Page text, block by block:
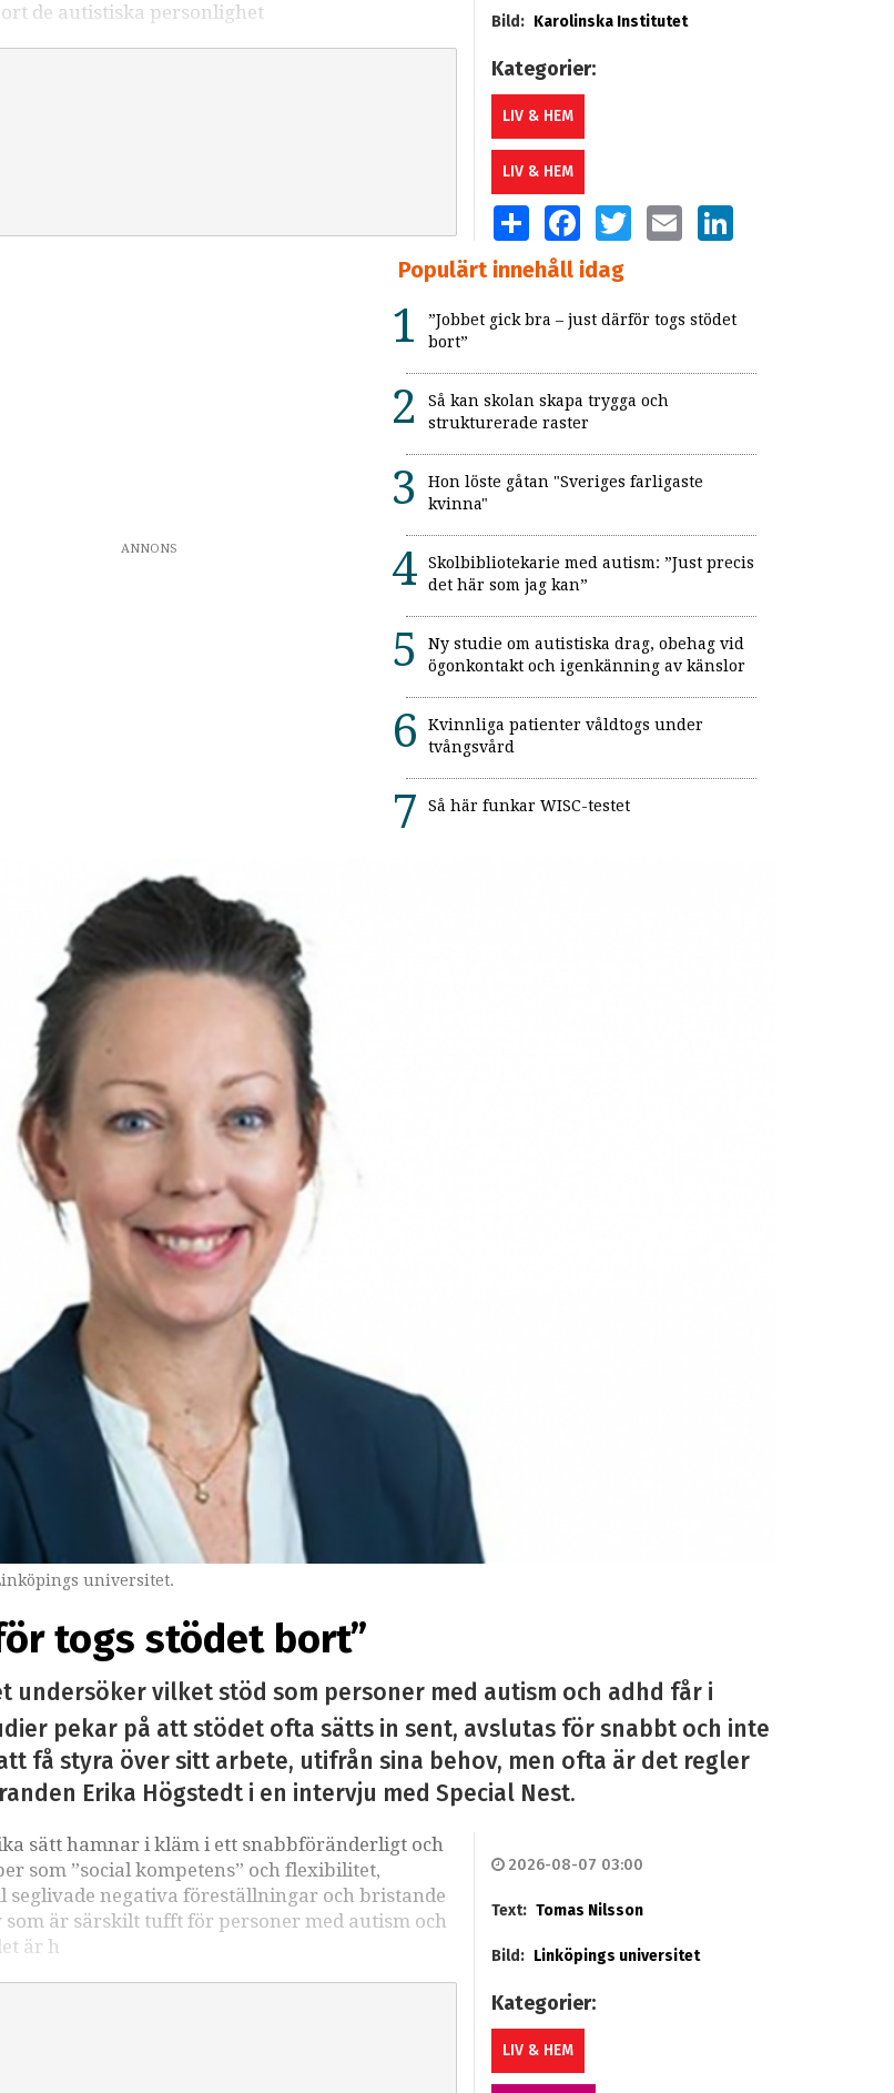
de autistiska personlighet
Bild: Karolinska Institutet
Kategorier:
LIV & HEM
LIV & HEM
SHARE FACEBOOKTWITTEREMAIL LINKEDIN
ANNONS
Populärt innehåll idag
”Jobbet gick bra – just därför togs stödet
bort”
Så kan skolan skapa trygga och
strukturerade raster
Hon löste gåtan "Sveriges farligaste
kvinna"
Skolbibliotekarie med autism: ”Just precis
det här som jag kan”
Ny studie om autistiska drag, obehag vid
ögonkontakt och igenkänning av känslor
Kvinnliga patienter våldtogs under
tvångsvård
Så här funkar WISC-testet
universitet.
togs stödet bort”
undersöker vilket stöd som personer med autism och adhd får i
pekar på att stödet ofta sätts in sent, avslutas för snabbt och inte
få styra över sitt arbete, utifrån sina behov, men ofta är det regler
Erika Högstedt i en intervju med Special Nest.
sätt hamnar i kläm i ett snabbföränderligt och
som ”social kompetens” och flexibilitet,
negativa föreställningar och bristande
är särskilt tufft för personer med autism och
är h
2026-08-07 03:00
Text: Tomas Nilsson
Bild: Linköpings universitet
Kategorier:
LIV & HEM